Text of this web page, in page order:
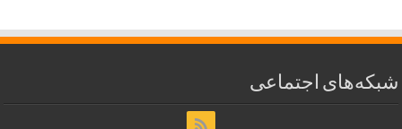
شبکه‌های اجتماعی